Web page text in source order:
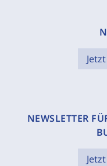
NEWSLETTER